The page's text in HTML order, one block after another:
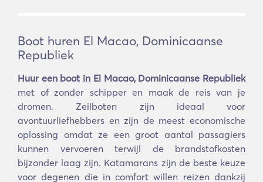
Boot huren El Macao, Dominicaanse
Republiek
Huur een boot in El Macao, Dominicaanse Republiek
met of zonder schipper en maak de reis van je
dromen. Zeilboten zijn ideaal voor
avontuurliefhebbers en zijn de meest economische
oplossing omdat ze een groot aantal passagiers
kunnen vervoeren terwijl de brandstofkosten
bijzonder laag zijn. Katamarans zijn de beste keuze
voor degenen die in comfort willen reizen dankzij